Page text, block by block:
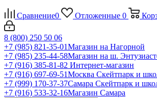
Сравнение0 Отложенные 0
8 (800) 250 50 06
+7 (985) 821-35-01Магазин на Нагорной
+7 (985) 235-44-58Магазин на ш.
+7 (916) 385-81-82 Интернет-магазин
+7 (916) 697-69-51Москва Скейтпарк и
+7 (999) 170-37-37Самара Скейтпарк и
+7 (916) 533-32-16Магазин Самара